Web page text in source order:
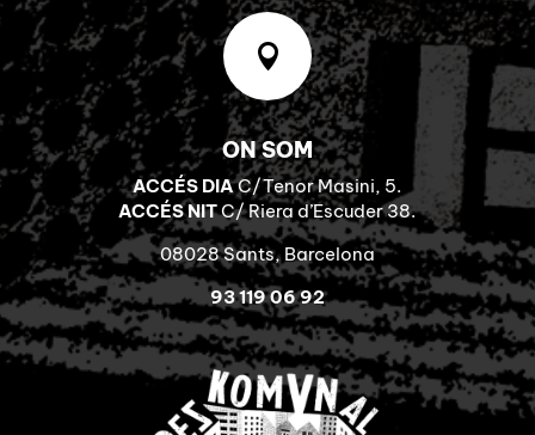

ON SOM
ACCÉS DIAC/Tenor Masini, 5.
ACCÉS NITC/ Riera d’Escuder 38.
08028 Sants, Barcelona
93 119 06 92